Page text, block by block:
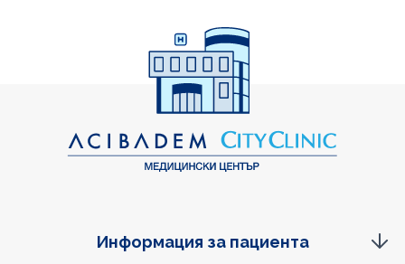
Информация за пациента